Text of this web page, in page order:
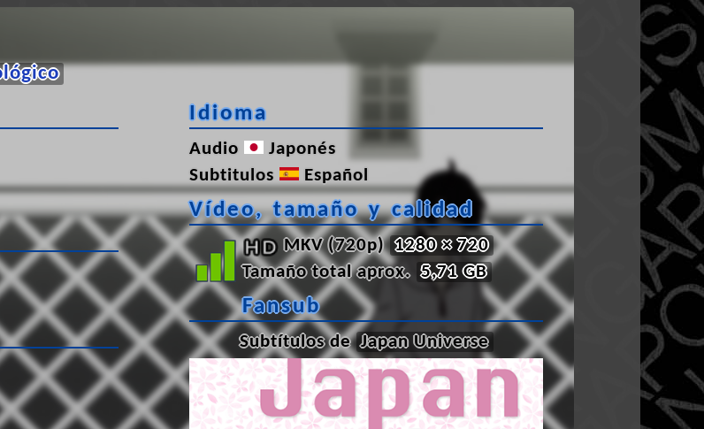
Idioma
Audio
Japonés
Subtitulos
Español
Vídeo, tamaño y calidad
MKV (720p) 1280 × 720
Tamaño total aprox. 5,71 GB
Fansub
Subtítulos de Japan Universe